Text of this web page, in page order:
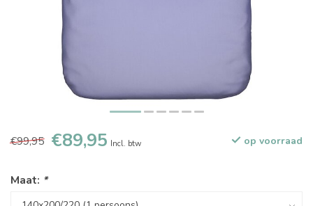
€99,95 €89,95 Incl. btw op voorraad
Maat: *